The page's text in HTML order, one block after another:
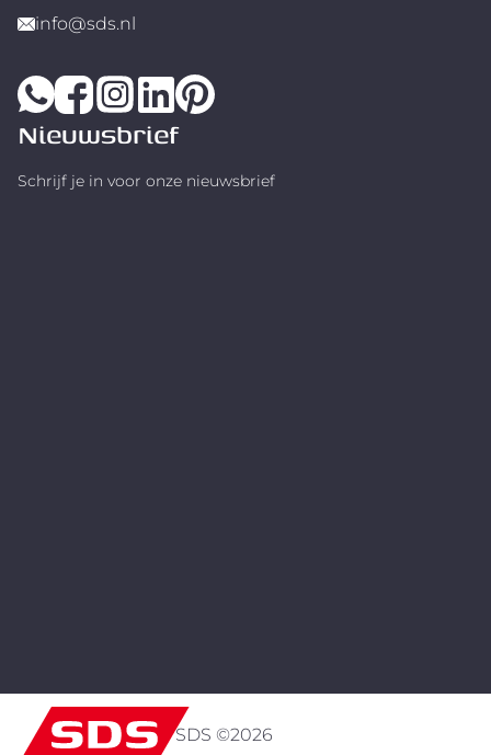
info@sds.nl
Nieuwsbrief
Schrijf je in voor onze nieuwsbrief
SDS ©2026